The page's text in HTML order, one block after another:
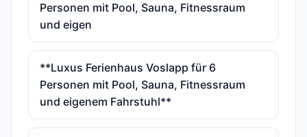
Personen mit Pool, Sauna, Fitnessraum
und eigen
**Luxus Ferienhaus Voslapp für 6
Personen mit Pool, Sauna, Fitnessraum
und eigenem Fahrstuhl**